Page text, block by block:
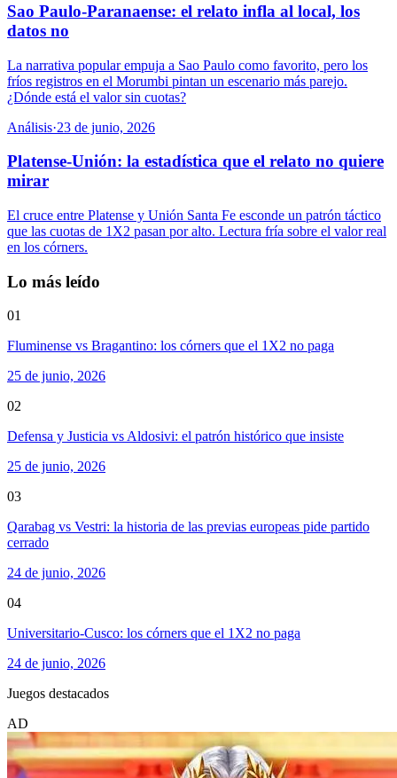
Sao Paulo-Paranaense: el relato infla al local, los
datos no
La narrativa popular empuja a Sao Paulo como favorito, pero los
fríos registros en el Morumbi pintan un escenario más parejo.
¿Dónde está el valor sin cuotas?
Análisis·23 de junio, 2026
Platense-Unión: la estadística que el relato no quiere
mirar
El cruce entre Platense y Unión Santa Fe esconde un patrón táctico
que las cuotas de 1X2 pasan por alto. Lectura fría sobre el valor real
en los córners.
Lo más leído
01
Fluminense vs Bragantino: los córners que el 1X2 no paga
25 de junio, 2026
02
Defensa y Justicia vs Aldosivi: el patrón histórico que insiste
25 de junio, 2026
03
Qarabag vs Vestri: la historia de las previas europeas pide partido
cerrado
24 de junio, 2026
04
Universitario-Cusco: los córners que el 1X2 no paga
24 de junio, 2026
Juegos destacados
AD